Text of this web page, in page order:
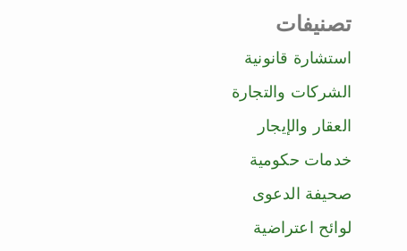
تصنيفات
استشارة قانونية
الشركات والتجارة
العقار والإيجار
خدمات حكومية
صحيفة الدعوى
لوائح اعتراضية